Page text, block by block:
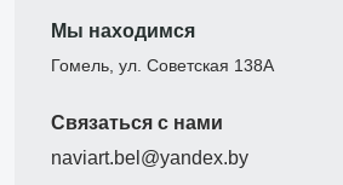
Мы находимся
Гомель, ул. Советская 138А
Связаться с нами
naviart.bel@yandex.by